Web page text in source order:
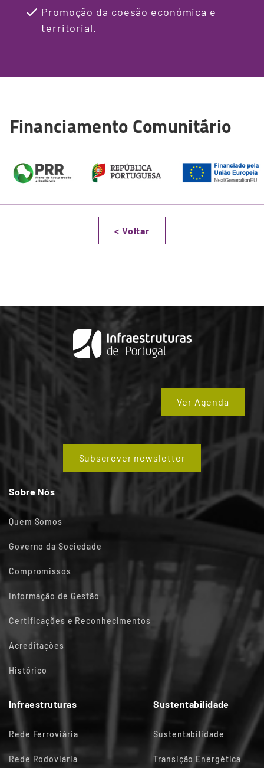
Promoção da coesão económica e
territorial.
Financiamento Comunitário
< Voltar
Ver Agenda
Subscrever newsletter
Sobre Nós
Quem Somos
Governo da Sociedade
Compromissos
Informação de Gestão
Certificações e Reconhecimentos
Acreditações
Histórico
Infraestruturas
Rede Ferroviária
Rede Rodoviária
Sustentabilidade
Sustentabilidade
Transição Energética